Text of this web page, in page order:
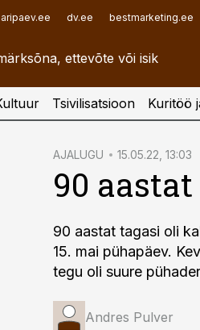
aripaev.ee dv.ee bestmarketing.ee
Tsivilisatsioon Kuritöö
AJALUGU 15.05.22, 13:03
90
90 aastat tagasi oli
15. mai pühapäev.
tegu oli suure
Andres Pulver